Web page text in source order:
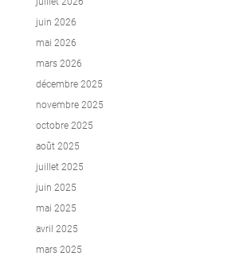
juin 2026
mai 2026
mars 2026
décembre 2025
novembre 2025
octobre 2025
août 2025
juillet 2025
juin 2025
mai 2025
avril 2025
mars 2025